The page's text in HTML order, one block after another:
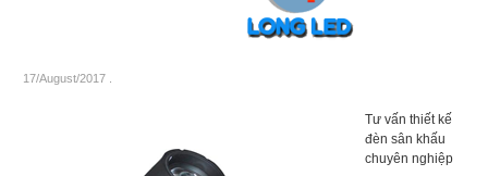
17/August/2017
Tư vấn thiết kế
đèn sân khấu
chuyên nghiệp